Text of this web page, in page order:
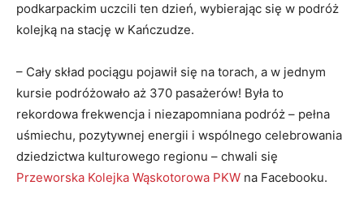
podkarpackim uczcili ten dzień, wybierając się w podróż
kolejką na stację w Kańczudze.
– Cały skład pociągu pojawił się na torach, a w jednym
kursie podróżowało aż 370 pasażerów! Była to
rekordowa frekwencja i niezapomniana podróż – pełna
uśmiechu, pozytywnej energii i wspólnego celebrowania
dziedzictwa kulturowego regionu – chwali się
Przeworska Kolejka Wąskotorowa PKW na Facebooku.